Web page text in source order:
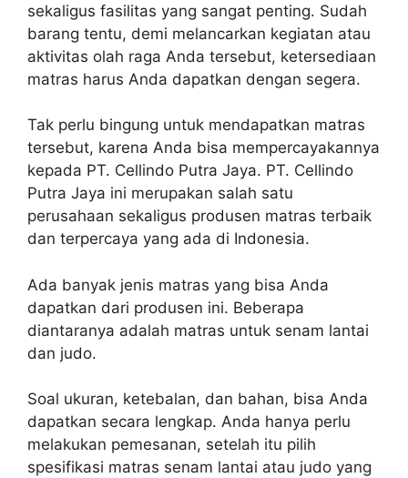
sekaligus fasilitas yang sangat penting. Sudah
barang tentu, demi melancarkan kegiatan atau
aktivitas olah raga Anda tersebut, ketersediaan
matras harus Anda dapatkan dengan segera.
Tak perlu bingung untuk mendapatkan matras
tersebut, karena Anda bisa mempercayakannya
kepada PT. Cellindo Putra Jaya. PT. Cellindo
Putra Jaya ini merupakan salah satu
perusahaan sekaligus produsen matras terbaik
dan terpercaya yang ada di Indonesia.
Ada banyak jenis matras yang bisa Anda
dapatkan dari produsen ini. Beberapa
diantaranya adalah matras untuk senam lantai
dan judo.
Soal ukuran, ketebalan, dan bahan, bisa Anda
dapatkan secara lengkap. Anda hanya perlu
melakukan pemesanan, setelah itu pilih
spesifikasi matras senam lantai atau judo yang